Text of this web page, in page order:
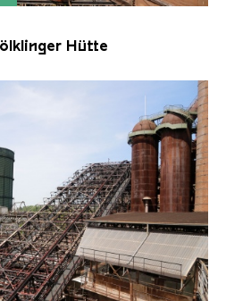
der Völklinger Hütte mit
Völklinger Hütte | Karl
Hütte